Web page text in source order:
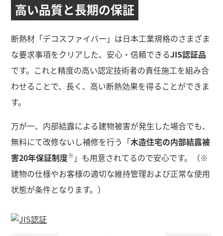
高い品質と長期の保証
断熱材「デコスファイバー」は日本工業規格のさまざま
な要求事項をクリアした、安心・信頼できるJIS認証品
です。これと精度の高い認定技術者の責任施工を組み合
わせることで、長く、高い断熱効果を得ることができま
す。
万が一、内部結露による建物被害が発生した場合でも、
無料にて改修ないし補修を行う「木造住宅の内部結露被
害20年保証制度※ 」も用意されてるので安心です。（※
建物の仕様やお客様の適切な維持管理および正常な使用
状態が条件となります。）